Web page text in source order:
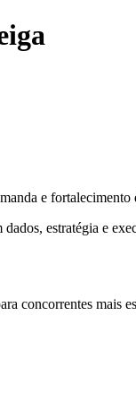
e fortalecimento
estratégia e
concorrentes mais